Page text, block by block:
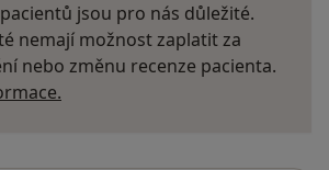
jsou pro nás důležité.
nemají možnost zaplatit za
nebo změnu recenze pacienta.